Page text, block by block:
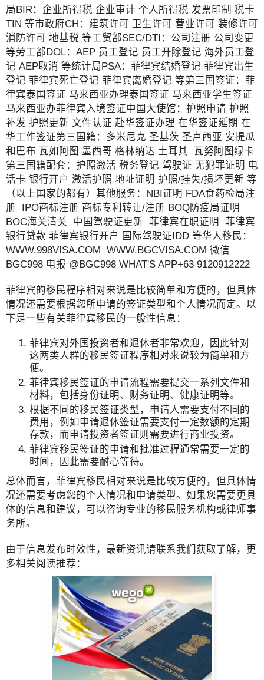
局BIR：企业所得税 企业审计 个人所得税 发票印制 税卡
TIN 等市政府CH：建筑许可 卫生许可 营业许可 装修许可
消防许可 地基税 等工贸部SEC/DTI：公司注册 公司变更
等劳工部DOL：AEP 员工登记 员工开除登记 海外员工登
记 AEP取消 等统计局PSA：菲律宾结婚登记 菲律宾出生
登记 菲律宾死亡登记 菲律宾离婚登记 等第三国签证：菲
律宾泰国签证 马来西亚办理泰国签证 马来西亚学生签证
马来西亚办菲律宾入境签证中国大使馆：护照申请 护照
补发 护照更新 文件认证 赴华签证办理 在华签证延期 在
华工作签证第三国籍：多米尼克 圣基茨 圣卢西亚 安提瓜
和巴布 瓦如阿图 墨西哥 格林纳达 土耳其 瓦努阿图绿卡
第三国籍配套：护照激活 税务登记 驾驶证 无犯罪证明 电
话卡 银行开户 激活护照 地址证明 护照/挂失/损坏更新 等
（以上国家的都有）其他服务：NBI证明 FDA食药检局注
册 IPO商标注册 商标专利转让/注册 BOQ防疫局证明
BOC海关清关 中国驾驶证更新 菲律宾在职证明 菲律宾
银行贷款 菲律宾银行开户 国际驾驶证IDD 等华人移民：
WWW.998VISA.COM WWW.BGCVISA.COM 微信
BGC998 电报 @BGC998 WHAT'S APP+63 9120912222
菲律宾的移民程序相对来说是比较简单和方便的，但具体
情况还需要根据您所申请的签证类型和个人情况而定。以
下是一些有关菲律宾移民的一般性信息：
菲律宾对外国投资者和退休者非常欢迎，因此针对
这两类人群的移民签证程序相对来说较为简单和方
便。
菲律宾移民签证的申请流程需要提交一系列文件和
材料，包括身份证明、财务证明、健康证明等。
根据不同的移民签证类型，申请人需要支付不同的
费用，例如申请退休签证需要支付一定数额的定期
存款，而申请投资者签证则需要进行商业投资。
菲律宾移民签证的申请和批准过程通常需要一定的
时间，因此需要耐心等待。
总体而言，菲律宾移民相对来说是比较方便的，但具体情
况还需要考虑您的个人情况和申请类型。如果您需要更具
体的信息和建议，可以咨询专业的移民服务机构或律师事
务所。
由于信息发布时效性，最新资讯请联系我们获取了解，更
多相关阅读推荐：